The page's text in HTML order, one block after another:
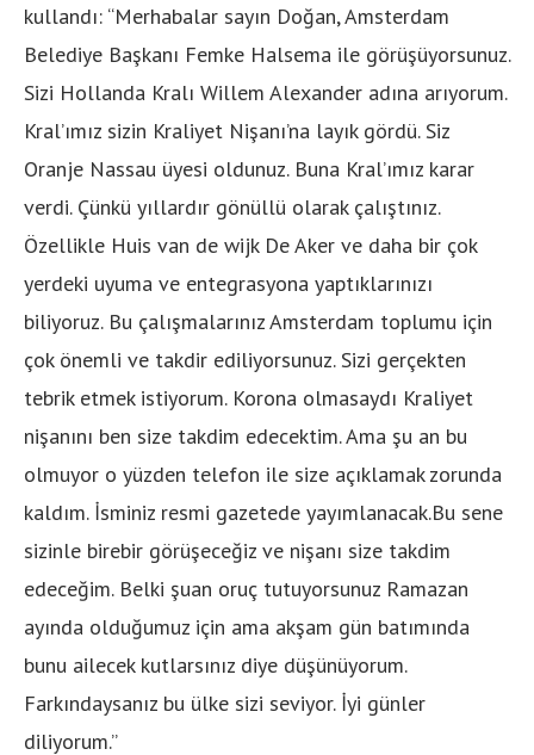
kullandı: “Merhabalar sayın Doğan, Amsterdam
Belediye Başkanı Femke Halsema ile görüşüyorsunuz.
Sizi Hollanda Kralı Willem Alexander adına arıyorum.
Kral’ımız sizin Kraliyet Nişanı’na layık gördü. Siz
Oranje Nassau üyesi oldunuz. Buna Kral’ımız karar
verdi. Çünkü yıllardır gönüllü olarak çalıştınız.
Özellikle Huis van de wijk De Aker ve daha bir çok
yerdeki uyuma ve entegrasyona yaptıklarınızı
biliyoruz. Bu çalışmalarınız Amsterdam toplumu için
çok önemli ve takdir ediliyorsunuz. Sizi gerçekten
tebrik etmek istiyorum. Korona olmasaydı Kraliyet
nişanını ben size takdim edecektim. Ama şu an bu
olmuyor o yüzden telefon ile size açıklamak zorunda
kaldım. İsminiz resmi gazetede yayımlanacak.Bu sene
sizinle birebir görüşeceğiz ve nişanı size takdim
edeceğim. Belki şuan oruç tutuyorsunuz Ramazan
ayında olduğumuz için ama akşam gün batımında
bunu ailecek kutlarsınız diye düşünüyorum.
Farkındaysanız bu ülke sizi seviyor. İyi günler
diliyorum.”